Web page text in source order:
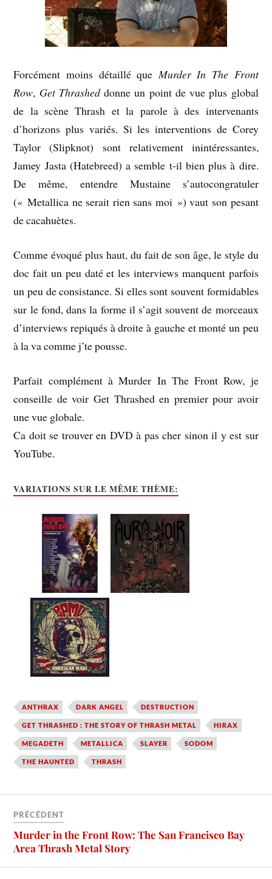
Forcément moins détaillé queMurder In The Front
Row, Get Thrasheddonne un point de vue plus global
de la scène Thrash et la parole à des intervenants
d’horizons plus variés. Si les interventions de Corey
Taylor (Slipknot) sont relativement inintéressantes,
Jamey Jasta (Hatebreed) a semble t-il bien plus à dire.
De même, entendre Mustaine s’autocongratuler
(« Metallica ne serait rien sans moi ») vaut son pesant
de cacahuètes.
Comme évoqué plus haut, du fait de son âge, le style du
doc fait un peu daté et les interviews manquent parfois
un peu de consistance. Si elles sont souvent formidables
sur le fond, dans la forme il s’agit souvent de morceaux
d’interviews repiqués à droite à gauche et monté un peu
à la va comme j’te pousse.
Parfait complément à Murder In The Front Row, je
conseille de voir Get Thrashed en premier pour avoir
une vue globale.
Ca doit se trouver en DVD à pas cher sinon il y est sur
YouTube.
VARIATIONS SUR LE MÊME THÈME:
ANTHRAX DARK ANGEL DESTRUCTION
GET THRASHED : THE STORY OF THRASH METAL HIRAX
MEGADETH METALLICA SLAYER SODOM
THE HAUNTED THRASH
PRÉCÉDENT
Murder in the Front Row: The San Francisco Bay
Area Thrash Metal Story